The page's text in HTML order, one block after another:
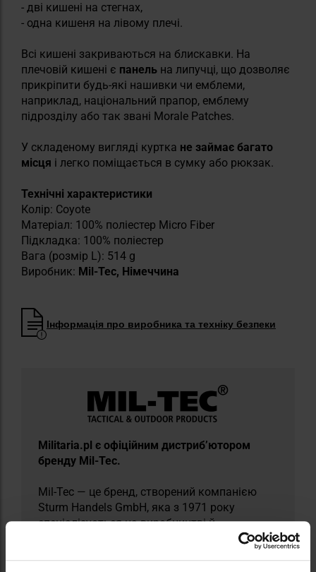
- дві кишені на стегнах,
- одна кишеня на лівому плечі.
Всі кишені закриваються на блискавки. На
плечовій кишені є панель на липучці, що дозволяє
прикріпити будь-які нашивки чи емблеми,
наприклад, національний прапор, емблему
підрозділу або так звані Morale Patches.
У складеному вигляді куртка не займає багато
місця і легко поміщається в сумку або рюкзак.
Технічні характеристики
Колір: Coyote
Матеріал: 100% поліестер Micro Fiber
Підкладка: 100% поліестер
Вага (розмір L): 514 g
Виробник: Mil-Tec, Німеччина
Інформація про виробника та техніку безпеки
Militaria.pl є офіційним дистриб’ютором
бренду Mil-Tec.
Mil-Tec — це бренд, створений компанією
Sturm Handels GmbH, яка з 1971 року
спеціалізується на виробництві й
дистрибуції одягу та аутдор і тактичного